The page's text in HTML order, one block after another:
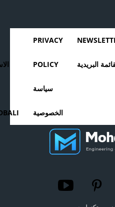
البريدية
PRIVACY
POLICY
سياسة
الخصوصية